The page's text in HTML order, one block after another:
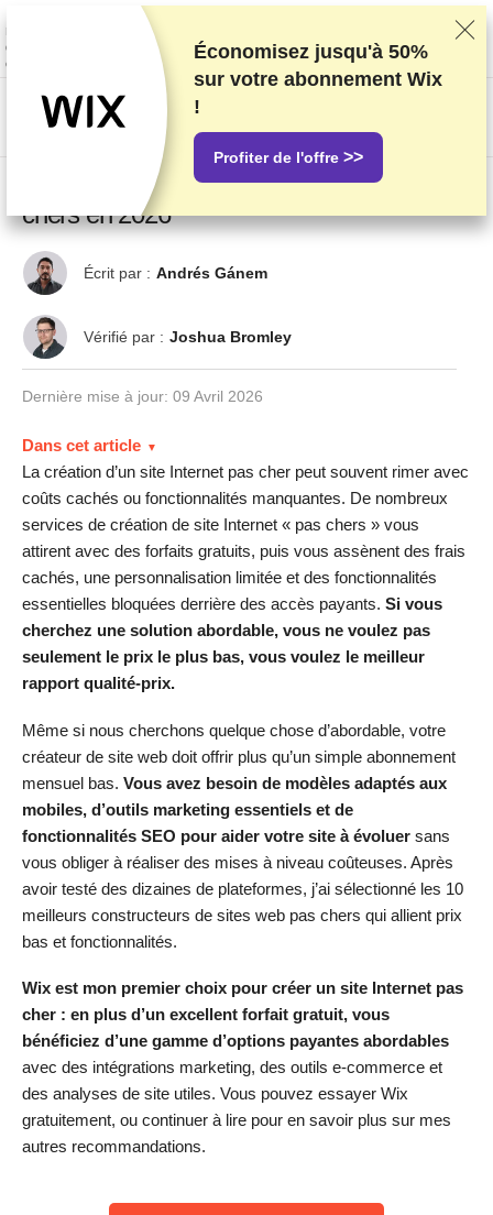
Nous classons nos produits sur la base de tests et de recherches
rigoureux, mais nous tenons également compte de vos commentaires et
des accords commerciaux conclus avec les fournisseurs. Cette page
contient des liens d'affiliation.Information sur la publicité
Top 10 des créateurs de sites web pas
chers en 2026
Écrit par : Andrés Gánem
Vérifié par : Joshua Bromley
Dernière mise à jour: 09 Avril 2026
Dans cet article
La création d’un site Internet pas cher peut souvent rimer avec
coûts cachés ou fonctionnalités manquantes. De nombreux
services de création de site Internet « pas chers » vous
attirent avec des forfaits gratuits, puis vous assènent des frais
cachés, une personnalisation limitée et des fonctionnalités
essentielles bloquées derrière des accès payants. Si vous
cherchez une solution abordable, vous ne voulez pas
seulement le prix le plus bas, vous voulez le meilleur
rapport qualité-prix.
Même si nous cherchons quelque chose d’abordable, votre
créateur de site web doit offrir plus qu’un simple abonnement
mensuel bas. Vous avez besoin de modèles adaptés aux
mobiles, d’outils marketing essentiels et de
fonctionnalités SEO pour aider votre site à évoluer sans
vous obliger à réaliser des mises à niveau coûteuses. Après
avoir testé des dizaines de plateformes, j’ai sélectionné les 10
meilleurs constructeurs de sites web pas chers qui allient prix
bas et fonctionnalités.
Wix est mon premier choix pour créer un site Internet pas
cher : en plus d’un excellent forfait gratuit, vous
bénéficiez d’une gamme d’options payantes abordables
avec des intégrations marketing, des outils e-commerce et
des analyses de site utiles. Vous pouvez essayer Wix
gratuitement, ou continuer à lire pour en savoir plus sur mes
autres recommandations.
Économisez jusqu'à 50%
sur votre abonnement Wix
!
Profiter de l'offre >>